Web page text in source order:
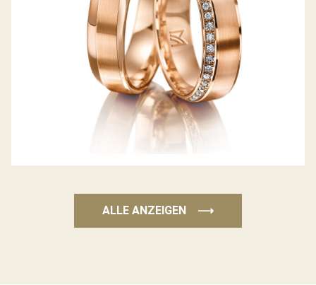
ALLE ANZEIGEN ⟶